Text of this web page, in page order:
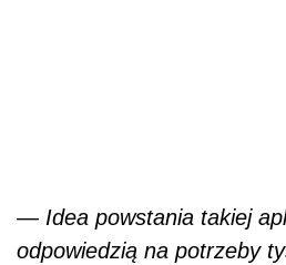
— Idea powstania takiej
odpowiedzią na potrzeby